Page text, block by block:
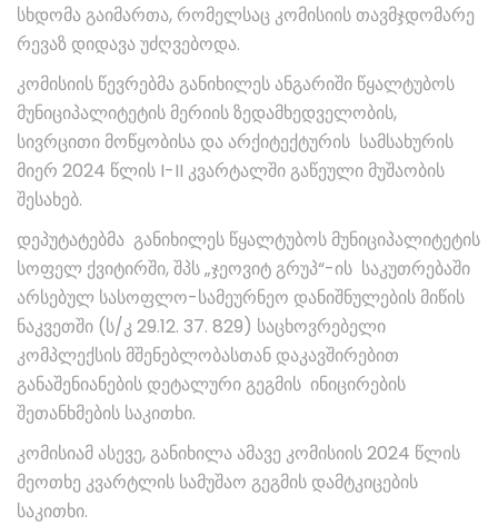
სხდომა გაიმართა, რომელსაც კომისიის თავმჯდომარე
რევაზ დიდავა უძღვებოდა.
კომისიის წევრებმა განიხილეს ანგარიში წყალტუბოს
მუნიციპალიტეტის მერიის ზედამხედველობის,
სივრცითი მოწყობისა და არქიტექტურის სამსახურის
მიერ 2024 წლის I-II კვარტალში გაწეული მუშაობის
შესახებ.
დეპუტატებმა განიხილეს წყალტუბოს მუნიციპალიტეტის
სოფელ ქვიტირში, შპს „ჯეოვიტ გრუპ“-ის საკუთრებაში
არსებულ სასოფლო-სამეურნეო დანიშნულების მიწის
ნაკვეთში (ს/კ 29.12. 37. 829) საცხოვრებელი
კომპლექსის მშენებლობასთან დაკავშირებით
განაშენიანების დეტალური გეგმის ინიცირების
შეთანხმების საკითხი.
კომისიამ ასევე, განიხილა ამავე კომისიის 2024 წლის
მეოთხე კვარტლის სამუშაო გეგმის დამტკიცების
საკითხი.